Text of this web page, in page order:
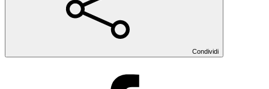
Condividi